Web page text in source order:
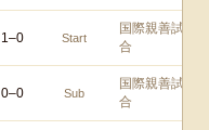
1–0 Start
国際親善試
合
0–0 Sub
国際親善試
合